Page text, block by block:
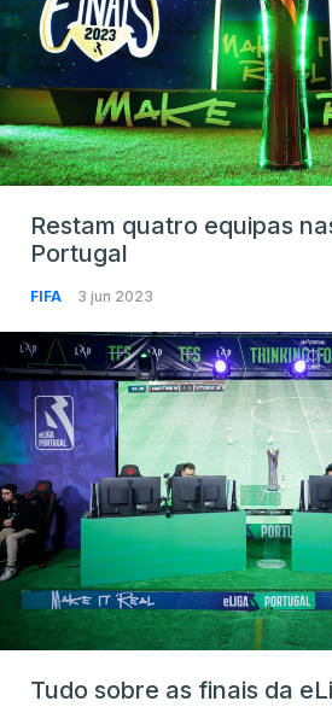
Restam quatro equipas
Portugal
FIFA 3 jun 2023
Tudo sobre as finais da